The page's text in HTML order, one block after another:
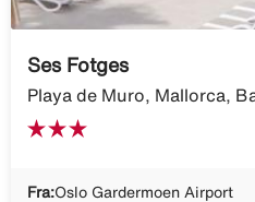
Ses Fotges
Playa de Muro, Mallorca,
Fra:Oslo Gardermoen Airport